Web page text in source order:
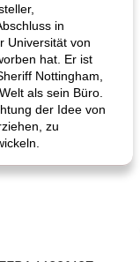
in
Universität von
hat. Er ist
Nottingham,
als sein Büro.
der Idee von
zu